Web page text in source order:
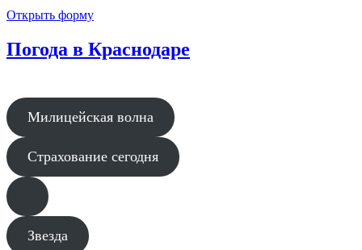
Открыть форму
Погода в Краснодаре
Милицейская волна
Страхование сегодня
Звезда